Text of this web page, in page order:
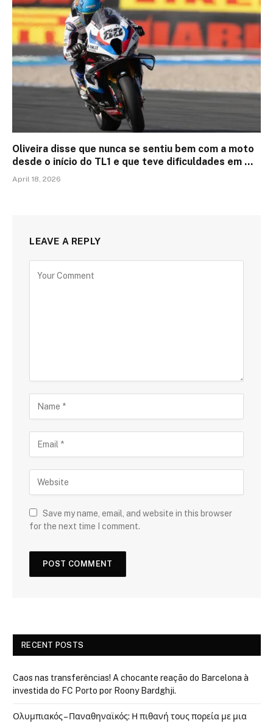
Oliveira disse que nunca se sentiu bem com a moto
desde o início do TL1 e que teve dificuldades em …
April 18, 2026
LEAVE A REPLY
Save my name, email, and website in this browser
for the next time I comment.
RECENT POSTS
Caos nas transferências! A chocante reação do Barcelona à
investida do FC Porto por Roony Bardghji.
Ολυμπιακός – Παναθηναϊκός: Η πιθανή τους πορεία με μια